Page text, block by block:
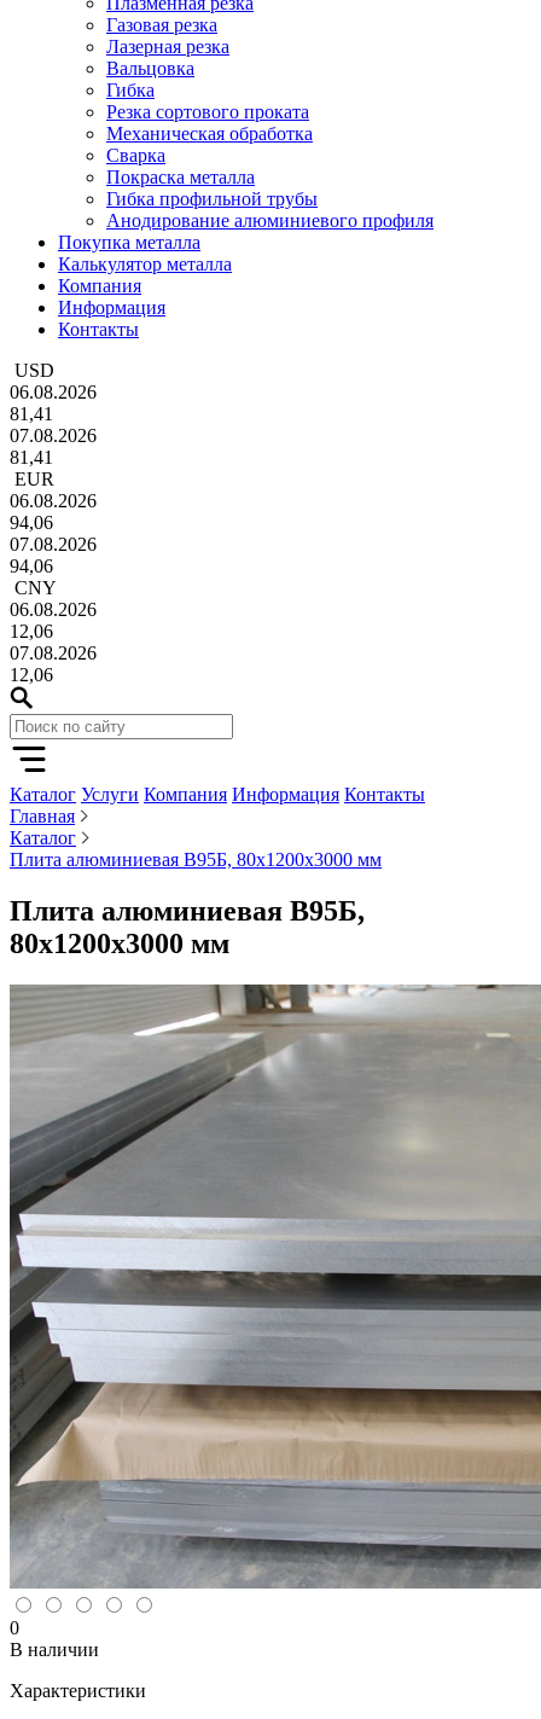
Газовая резка
Лазерная резка
Вальцовка
Гибка
Резка сортового проката
Механическая обработка
Сварка
Покраска металла
Гибка профильной трубы
Анодирование алюминиевого профиля
Покупка металла
Калькулятор металла
Компания
Информация
Контакты
USD
06.08.2026
81,41
07.08.2026
81,41
EUR
06.08.2026
94,06
07.08.2026
94,06
CNY
06.08.2026
12,06
07.08.2026
12,06
Каталог Услуги Компания Информация Контакты
Главная
Каталог
Плита алюминиевая В95Б, 80х1200х3000 мм
Плита алюминиевая В95Б,
80х1200х3000 мм
0
В наличии
Характеристики